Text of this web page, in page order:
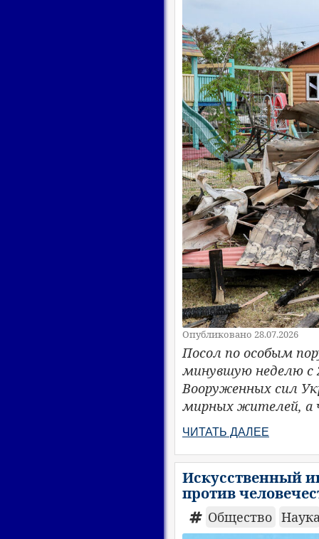
Опубликовано 28.07.2026
Посол по особым
минувшую неделю с
Вооруженных сил
мирных жителей, а
ЧИТАТЬ ДАЛЕЕ
Искусственный
против
Общество